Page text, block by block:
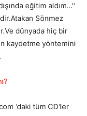
eğitim aldım...''
Sönmez
dünyada hiç bir
kaydetme yöntemini
'daki tüm CD'ler